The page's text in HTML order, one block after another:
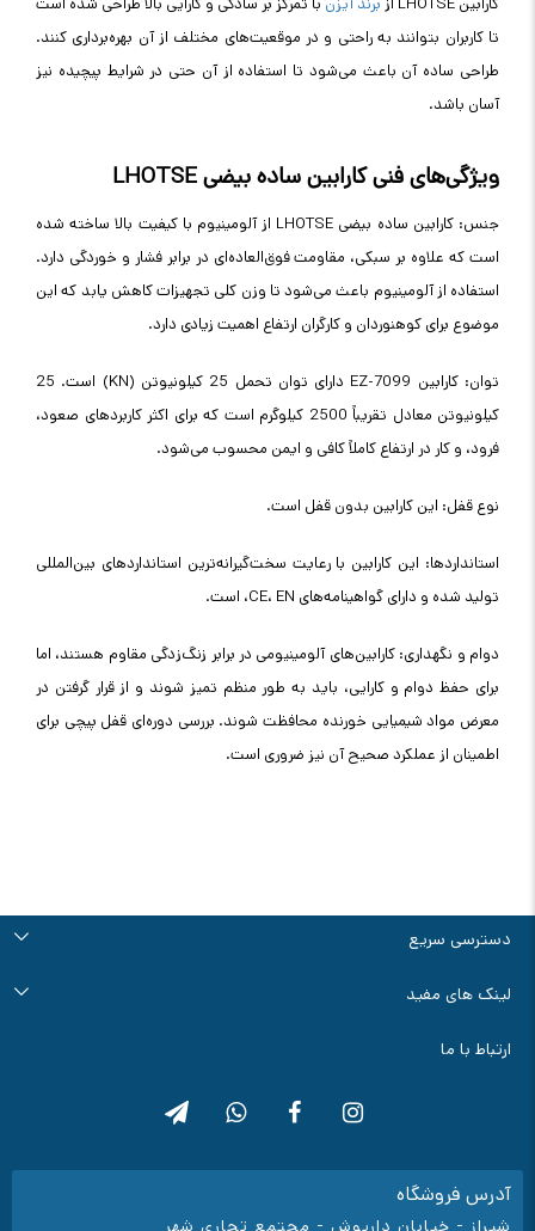
کارابین LHOTSE از برند آیزن با تمرکز بر سادگی و کارایی بالا طراحی شده است
تا کاربران بتوانند به راحتی و در موقعیت‌های مختلف از آن بهره‌برداری کنند.
طراحی ساده آن باعث می‌شود تا استفاده از آن حتی در شرایط پیچیده نیز
آسان باشد.
ویژگی‌های فنی کارابین ساده بیضی LHOTSE
جنس: کارابین ساده بیضی LHOTSE از آلومینیوم با کیفیت بالا ساخته شده
است که علاوه بر سبکی، مقاومت فوق‌العاده‌ای در برابر فشار و خوردگی دارد.
استفاده از آلومینیوم باعث می‌شود تا وزن کلی تجهیزات کاهش یابد که این
موضوع برای کوهنوردان و کارگران ارتفاع اهمیت زیادی دارد.
توان: کارابین EZ-7099 دارای توان تحمل 25 کیلونیوتن (KN) است. 25
کیلونیوتن معادل تقریباً 2500 کیلوگرم است که برای اکثر کاربردهای صعود،
فرود، و کار در ارتفاع کاملاً کافی و ایمن محسوب می‌شود.
نوع قفل: این کارابین بدون قفل است.
استانداردها: این کارابین با رعایت سخت‌گیرانه‌ترین استانداردهای بین‌المللی
تولید شده و دارای گواهینامه‌های CE، EN، است.
دوام و نگهداری: کارابین‌های آلومینیومی در برابر زنگ‌زدگی مقاوم هستند، اما
برای حفظ دوام و کارایی، باید به طور منظم تمیز شوند و از قرار گرفتن در
معرض مواد شیمیایی خورنده محافظت شوند. بررسی دوره‌ای قفل پیچی برای
اطمینان از عملکرد صحیح آن نیز ضروری است.
دسترسی سریع
راهنمای خرید
قوانین و مقررات
درباره ما
آرشیو اخبار و مقالات
تماس با ما
لینک های مفید
سوالات متداول
فروش ویژه سانورتر
ابزار محاسبه زمان برق دهی ups
ارتباط با ما
آدرس فروشگاه